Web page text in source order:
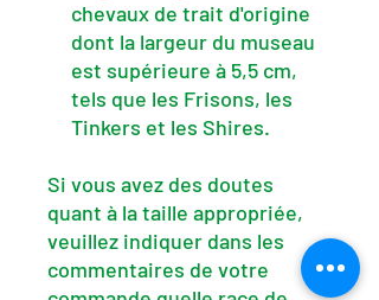
chevaux de trait d'origine
dont la largeur du museau
est supérieure à 5,5 cm,
tels que les Frisons, les
Tinkers et les Shires.
Si vous avez des doutes
quant à la taille appropriée,
veuillez indiquer dans les
commentaires de votre